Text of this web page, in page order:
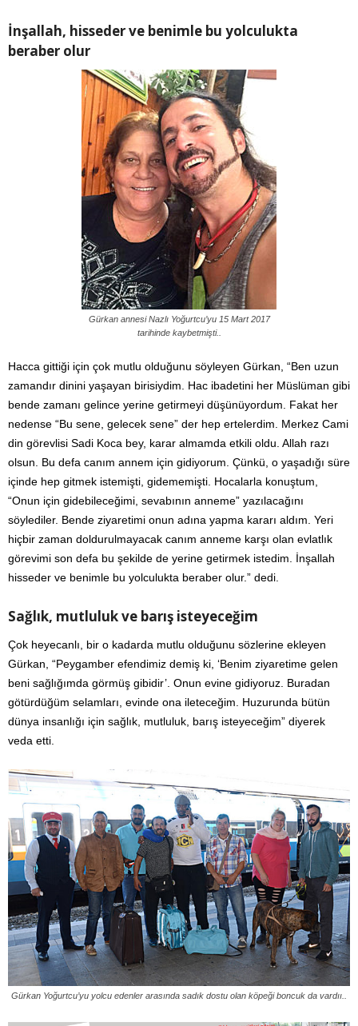
İnşallah, hisseder ve benimle bu yolculukta
beraber olur
Gürkan annesi Nazlı Yoğurtcu’yu 15 Mart 2017
tarihinde kaybetmişti..
Hacca gittiği için çok mutlu olduğunu söyleyen Gürkan, “Ben uzun
zamandır dinini yaşayan birisiydim. Hac ibadetini her Müslüman gibi
bende zamanı gelince yerine getirmeyi düşünüyordum. Fakat her
nedense “Bu sene, gelecek sene” der hep ertelerdim. Merkez Cami
din görevlisi Sadi Koca bey, karar almamda etkili oldu. Allah razı
olsun. Bu defa canım annem için gidiyorum. Çünkü, o yaşadığı süre
içinde hep gitmek istemişti, gidememişti. Hocalarla konuştum,
“Onun için gidebileceğimi, sevabının anneme” yazılacağını
söylediler. Bende ziyaretimi onun adına yapma kararı aldım. Yeri
hiçbir zaman doldurulmayacak canım anneme karşı olan evlatlık
görevimi son defa bu şekilde de yerine getirmek istedim. İnşallah
hisseder ve benimle bu yolculukta beraber olur.” dedi.
Sağlık, mutluluk ve barış isteyeceğim
Çok heyecanlı, bir o kadarda mutlu olduğunu sözlerine ekleyen
Gürkan, “Peygamber efendimiz demiş ki, ‘Benim ziyaretime gelen
beni sağlığımda görmüş gibidir’. Onun evine gidiyoruz. Buradan
götürdüğüm selamları, evinde ona ileteceğim. Huzurunda bütün
dünya insanlığı için sağlık, mutluluk, barış isteyeceğim” diyerek
veda etti.
Gürkan Yoğurtcu’yu yolcu edenler arasında sadık dostu olan köpeği boncuk da vardıı..